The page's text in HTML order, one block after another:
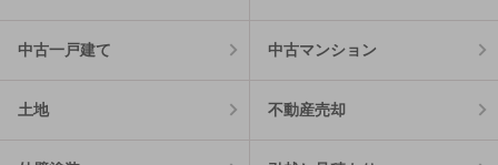
中古一戸建て 中古マンション
土地 不動産売却